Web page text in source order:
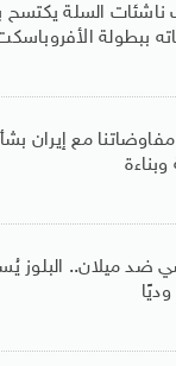
ناشئات السلة يكتسح
ببطولة
مع إيران
وبناءة
ضد ميلان.. البلوز
وديًا